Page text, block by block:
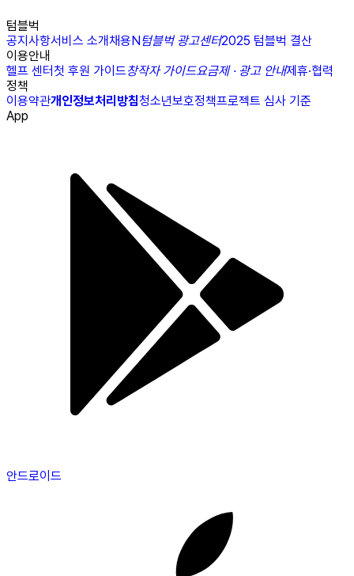
텀블벅
공지사항서비스 소개채용N텀블벅 광고센터2025 텀블벅 결산
이용안내
헬프 센터첫 후원 가이드창작자 가이드요금제 · 광고 안내제휴·협력
정책
이용약관개인정보처리방침청소년보호정책프로젝트 심사 기준
App
안드로이드